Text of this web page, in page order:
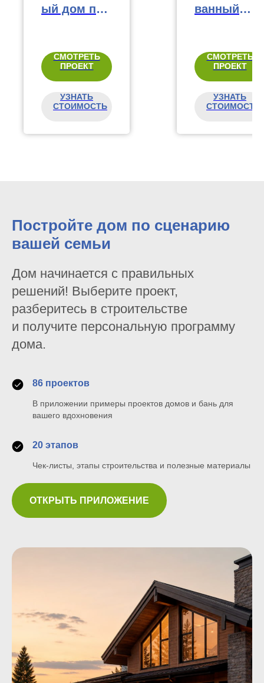
ый дом по
163 м²
СМОТРЕТЬ
ПРОЕКТ
УЗНАТЬ
СТОИМОСТЬ
ванный
шале, 428
м²
СМОТРЕТЬ
ПРОЕКТ
УЗНАТЬ
СТОИМОСТЬ
Постройте дом по сценарию
вашей семьи
Дом начинается с правильных
решений! Выберите проект,
разберитесь в строительстве
и получите персональную программу
дома.
86 проектов
В приложении примеры проектов домов и бань для
вашего вдохновения
20 этапов
Чек-листы, этапы строительства и полезные материалы
ОТКРЫТЬ ПРИЛОЖЕНИЕ